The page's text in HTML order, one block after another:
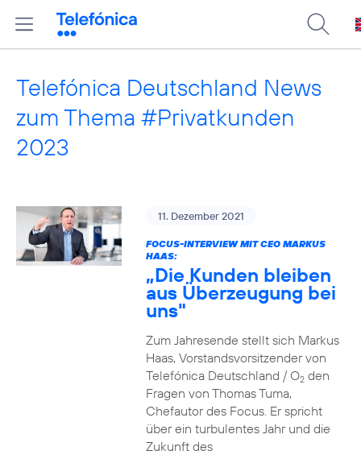
Telefónica Deutschland News
zum Thema #Privatkunden
2023
11. Dezember 2021
FOCUS-INTERVIEW MIT CEO MARKUS
HAAS:
„Die Kunden bleiben
aus Überzeugung bei
uns"
Zum Jahresende stellt sich Markus
Haas, Vorstandsvorsitzender von
Telefónica Deutschland / O2den
Fragen von Thomas Tuma,
Chefautor des Focus. Er spricht
über ein turbulentes Jahr und die
Zukunft des